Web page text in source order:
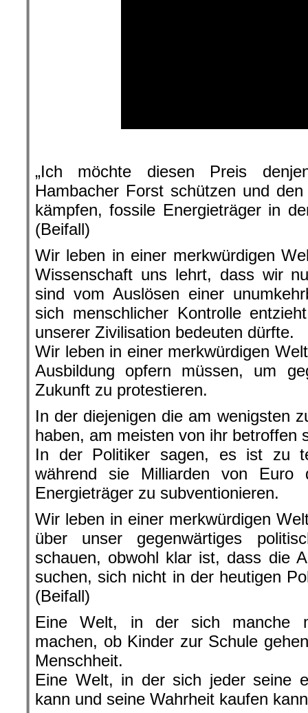
„Ich möchte diesen Preis
Hambacher Forst schützen und
kämpfen, fossile Energieträger in
(Beifall)
Wir leben in einer merkwürdigen
Wissenschaft uns lehrt, dass wir
sind vom Auslösen einer
sich menschlicher Kontrolle
unserer Zivilisation bedeuten dürfte.
Wir leben in einer merkwürdigen
Ausbildung opfern müssen, um
Zukunft zu protestieren.
In der diejenigen die am wenigsten
haben, am meisten von ihr betroffen
In der Politiker sagen, es ist zu
während sie Milliarden von Euro
Energieträger zu subventionieren.
Wir leben in einer merkwürdigen
über unser gegenwärtiges
schauen, obwohl klar ist, dass die
suchen, sich nicht in der heutigen
(Beifall)
Eine Welt, in der sich manche
machen, ob Kinder zur Schule
Menschheit.
Eine Welt, in der sich jeder seine
kann und seine Wahrheit kaufen